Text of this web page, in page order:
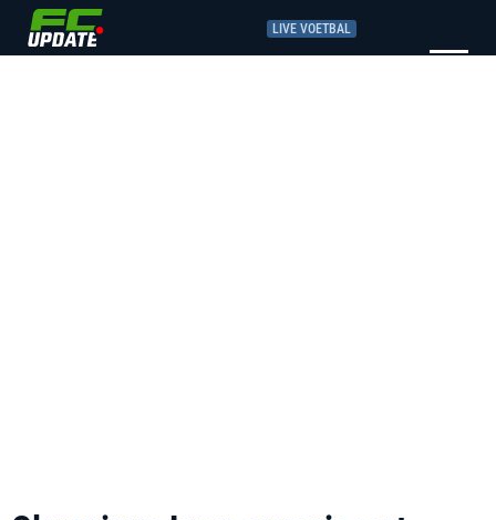
LIVE VOETBAL